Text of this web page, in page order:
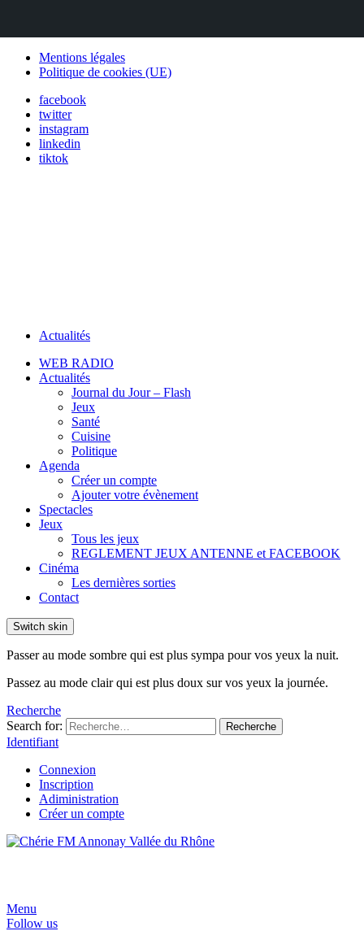
Mentions légales
Politique de cookies (UE)
facebook
twitter
instagram
linkedin
tiktok
Actualités
WEB RADIO
Actualités
Journal du Jour – Flash
Jeux
Santé
Cuisine
Politique
Agenda
Créer un compte
Ajouter votre évènement
Spectacles
Jeux
Tous les jeux
REGLEMENT JEUX ANTENNE et FACEBOOK
Cinéma
Les dernières sorties
Contact
Switch skin
Passer au mode sombre qui est plus sympa pour vos yeux la nuit.
Passez au mode clair qui est plus doux sur vos yeux la journée.
Recherche
Search for:
Recherche
Identifiant
Connexion
Inscription
Adiministration
Créer un compte
Menu
Follow us